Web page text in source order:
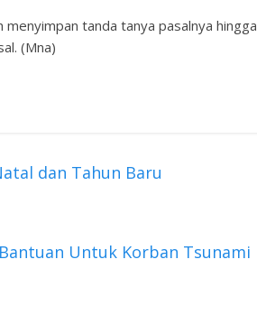
tanda tanya pasalnya hingga
(Mna)
dan Tahun Baru
Untuk Korban Tsunami